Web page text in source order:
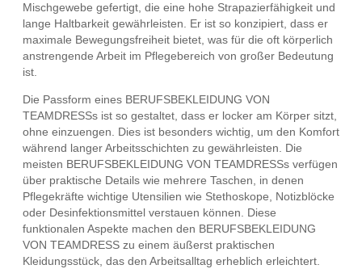
Mischgewebe gefertigt, die eine hohe Strapazierfähigkeit und
lange Haltbarkeit gewährleisten. Er ist so konzipiert, dass er
maximale Bewegungsfreiheit bietet, was für die oft körperlich
anstrengende Arbeit im Pflegebereich von großer Bedeutung
ist.
Die Passform eines BERUFSBEKLEIDUNG VON
TEAMDRESSs ist so gestaltet, dass er locker am Körper sitzt,
ohne einzuengen. Dies ist besonders wichtig, um den Komfort
während langer Arbeitsschichten zu gewährleisten. Die
meisten BERUFSBEKLEIDUNG VON TEAMDRESSs verfügen
über praktische Details wie mehrere Taschen, in denen
Pflegekräfte wichtige Utensilien wie Stethoskope, Notizblöcke
oder Desinfektionsmittel verstauen können. Diese
funktionalen Aspekte machen den BERUFSBEKLEIDUNG
VON TEAMDRESS zu einem äußerst praktischen
Kleidungsstück, das den Arbeitsalltag erheblich erleichtert.